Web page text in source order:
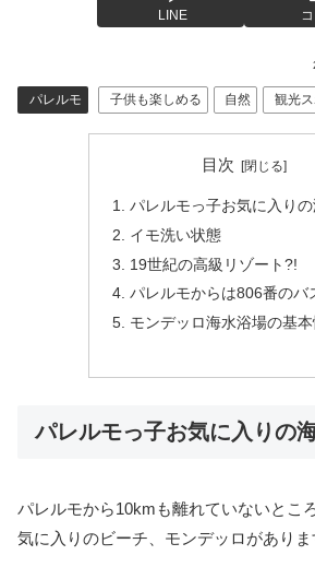
LINE
パレルモ 子供も楽しめる 自然 観光
目次
パレルモっ子お気に入り
イモ洗い状態
19世紀の高級リゾート?!
パレルモからは806番のバ
モンデッロ海水浴場の基本
パレルモっ子お気に入りの
パレルモから10kmも離れていないとこ
気に入りのビーチ、モンデッロがありま